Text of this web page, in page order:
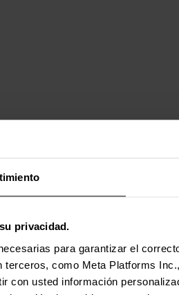
privacidad.
para garantizar el
terceros, como Meta Platforms
con usted información